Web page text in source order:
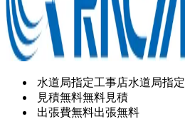
水道局指定工事店水道局指定
見積無料無料見積
出張費無料出張無料